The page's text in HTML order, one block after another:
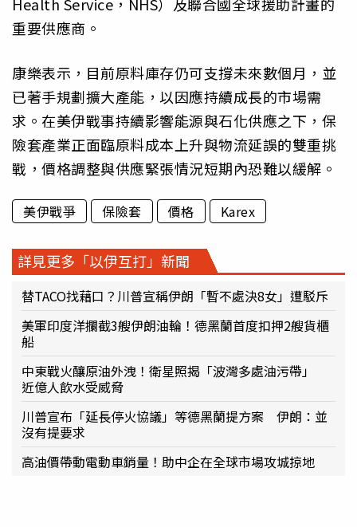
重要供應商。
康樂表示，目前原料庫存仍可支撐未來數個月，並
已著手規劃擴大產能，以因應持續成長的市場需
求。在美伊戰事持續影響能源與石化供應之下，保
險套產業正面臨原料成本上升與物流延誤的雙重挑
戰，價格調整與供應緊張情況短期內恐難以緩解。
美伊戰爭 保險套 價格 Karex
詳見更多「以伊互打」新聞
替TACO找藉口？川普宣稱伊朗「暫不處決8女」遭駁斥
美軍印度洋攔截3艘伊朗油輪！德黑蘭首度扣押2艘貨櫃
船
中東戰火釀原油外洩！衛星照揭「波灣多處油污帶」
近億人飲水受威脅
川普宣布「延長停火協議」等德黑蘭提方案 伊朗：並
沒有提要求
高油價帶動電動車銷量！助中企在全球市場攻城掠地